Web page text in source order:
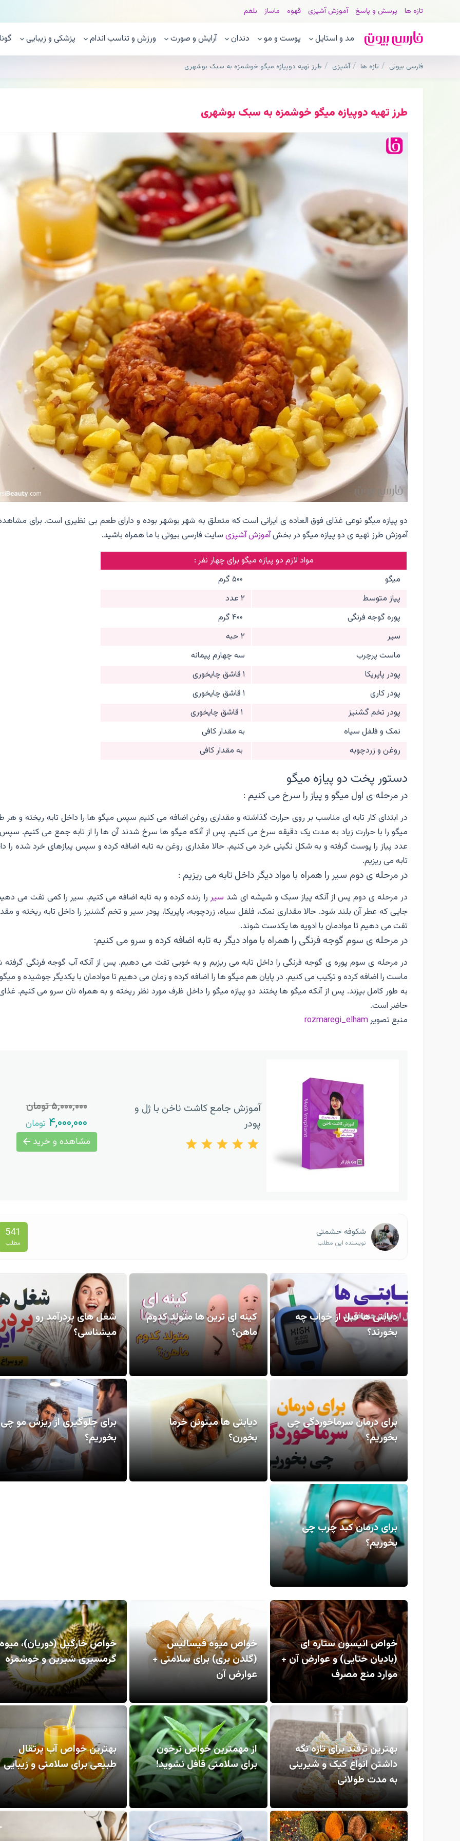
تازه ها پرسش و پاسخ آموزش آشپزی قهوه ماساژ بلغم
مد و استایل پوست و مو دندان آرایش و صورت ورزش و تناسب اندام پزشکی و زیبایی
فارسی بیوتی تازه ها آشپزی طرز تهیه دوپیازه میگو خوشمزه به سبک بوشهری
طرز تهیه دوپیازه میگو خوشمزه به سبک بوشهری
دو پیازه میگو نوعی غذای فوق العاده ی ایرانی است که متعلق به شهر بوشهر بوده و دارای طعم بی نظیری است. برای
آموزش طرز تهیه ی دو پیازه میگو در بخشآموزش آشپزیسایت فارسی بیوتی با ما همراه باشید.
مواد لازم دو پیازه میگو برای چهار نفر :
میگو
پیاز متوسط
۲ عدد
پوره گوجه فرنگی
سیر
۲ حبه
ماست پرچرب
سه چهارم پیمانه
پودر پاپریکا
۱ قاشق چایخوری
پودر کاری
۱ قاشق چایخوری
پودر تخم گشنیز
نمک و فلفل سیاه
به مقدار کافی
روغن و زردچوبه
به مقدار کافی
دستور پخت دو پیازه میگو
در مرحله ی اول میگو و پیاز را سرخ می کنیم :
در ابتدای کار تابه ای مناسب بر روی حرارت گذاشته و مقداری روغن اضافه می کنیم سپس میگو ها را داخل تابه ریخته و هر
میگو را با حرارت زیاد به مدت یک دقیقه سرخ می کنیم. پس از آنکه میگو ها سرخ شدند آن ها را از تابه جمع می کنیم.
عدد پیاز را پوست گرفته و به شکل نگینی خرد می کنیم. حالا مقداری روغن به تابه اضافه کرده و سپس پیازهای خرد شده را
تابه می ریزیم.
در مرحله ی دوم سیر را همراه با مواد دیگر داخل تابه می ریزیم :
در مرحله ی دوم پس از آنکه پیاز سبک و شیشه ای شد سیر را رنده کرده و به تابه اضافه می کنیم. سیر را کمی تفت می
جایی که عطر آن بلند شود. حالا مقداری نمک، فلفل سیاه، زردچوبه، پاپریکا، پودر سیر و تخم گشنیز را داخل تابه ریخته و
تفت می دهیم تا موادمان با ادویه ها یکدست شوند.
در مرحله ی سوم گوجه فرنگی را همراه با مواد دیگر به تابه اضافه کرده و سرو می کنیم:
در مرحله ی سوم پوره ی گوجه فرنگی را داخل تابه می ریزیم و به خوبی تفت می دهیم. پس از آنکه آب گوجه فرنگی گرفته
ماست را اضافه کرده و ترکیب می کنیم. در پایان هم میگو ها را اضافه کرده و زمان می دهیم تا موادمان با یکدیگر جوشیده و
به طور کامل بپزند. پس از آنکه میگو ها پختند دو پیازه میگو را داخل ظرف مورد نظر ریخته و به همراه نان سرو می کنیم.
حاضر است.
منبع تصویرrozmaregi_elham
آموزش جامع کاشت ناخن با ژل و
پودر
۵,۰۰۰,۰۰۰ تومان
۴,۰۰۰,۰۰۰ تومان
مشاهده و خرید
شکوفه حشمتی
نویسنده این مطلب
541
مطلب
دیابتی ها قبل از خواب چه
بخورند؟
کینه ای ترین ها متولد کدوم
ماهن؟
شغل های پردرآمد رو
میشناسی؟
برای درمان سرماخوردگی چی
بخوریم؟
دیابتی ها میتونن خرما
بخورن؟
برای جلوگیری از ریزش مو چی
بخوریم؟
برای درمان کبد چرب چی
بخوریم؟
خواص انیسون ستاره ای
(بادیان ختایی) و عوارض آن +
موارد منع مصرف
خواص میوه فیسالیس
(گلدن بری) برای سلامتی +
عوارض آن
خواص خارگیل (دوریان)، میوه
گرمسیری شیرین و خوشمزه
بهترین ترفند برای تازه نگه
داشتن انواع کیک و شیرینی
به مدت طولانی
از مهمترین خواص ترخون
برای سلامتی قافل نشوید!
بهترین خواص آب پرتقال
طبیعی برای سلامتی و زیبایی